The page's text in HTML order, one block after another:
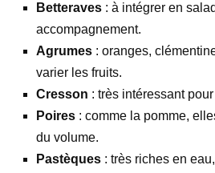
Betteraves : à intégrer en
accompagnement.
Agrumes : oranges,
varier les fruits.
Cresson : très intéressant
Poires : comme la pomme,
du volume.
Pastèques : très riches en